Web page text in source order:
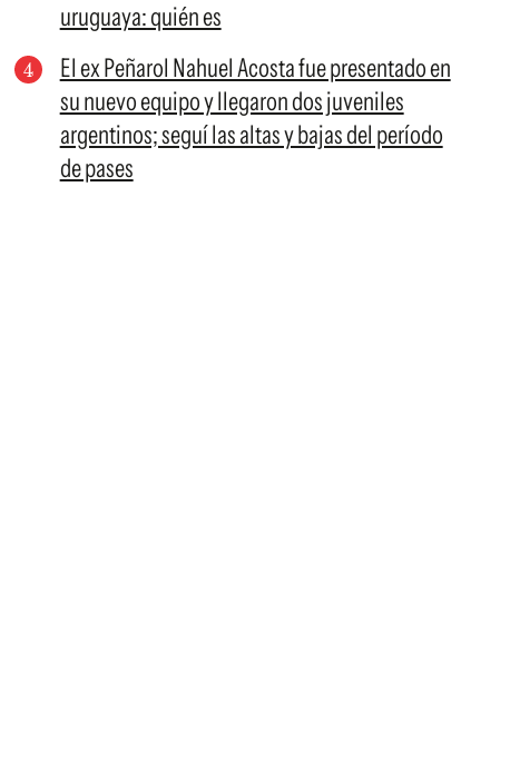
uruguaya: quién es
El ex Peñarol Nahuel Acosta fue presentado en
su nuevo equipo y llegaron dos juveniles
argentinos; seguí las altas y bajas del período
de pases